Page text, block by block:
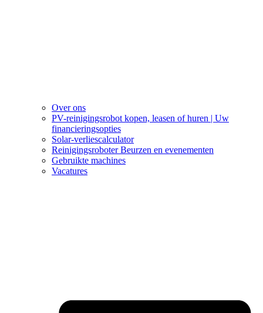
Over ons
PV-reinigingsrobot kopen, leasen of huren | Uw
financieringsopties
Solar-verliescalculator
Reinigingsroboter Beurzen en evenementen
Gebruikte machines
Vacatures